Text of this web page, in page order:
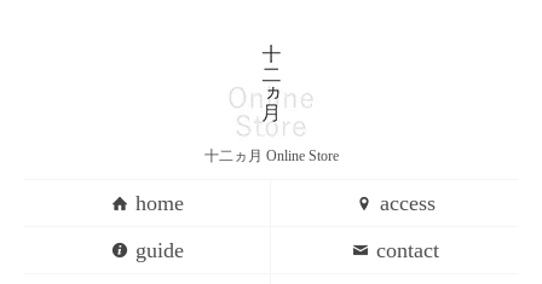
十二ヵ月 Online Store
home
access
guide
contact